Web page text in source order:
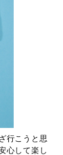
行こうと思
心して楽し